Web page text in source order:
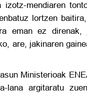
mendiaren
lortzen
eman ez direnak,
are, jakinaren
Ministerioak
lana argitaratu